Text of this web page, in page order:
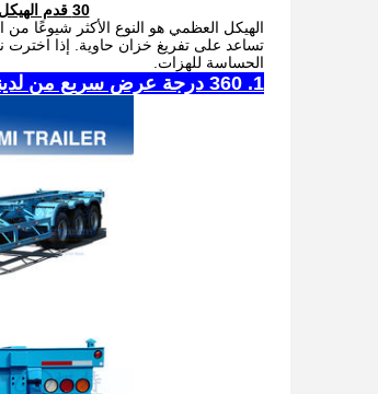
30 قدم الهيكل العظمي نصف مقطورة مع عنق الغوز ل 20ft حاوية ثقيلة للغاية وحاوية خزان عضوية
الهيكل العظمي هو النوع الأكثر شيوعًا
الحساسة للهزات.
1. 360 درجة عرض سريع من لدينا الهيكل العظمي شبه مقطورة